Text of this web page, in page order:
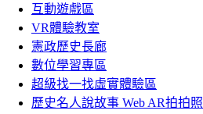
互動遊戲區
VR體驗教室
憲政歷史長廊
數位學習專區
超級找一找虛實體驗區
歷史名人說故事 Web AR拍拍照